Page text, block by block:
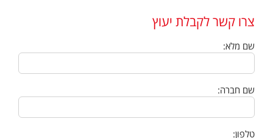
צרו קשר לקבלת יעוץ
שם מלא:
שם חברה:
טלפון: